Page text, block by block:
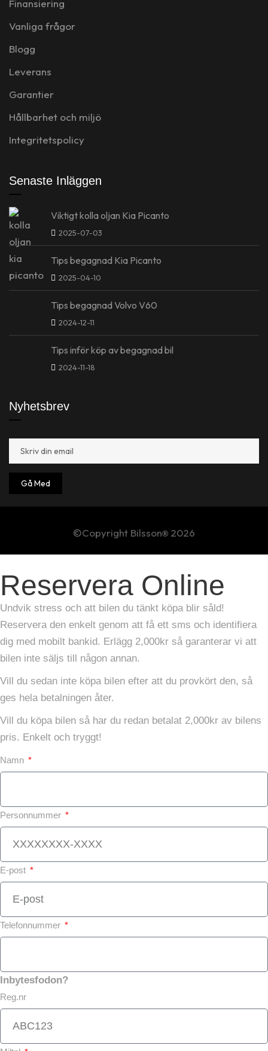
Finansiering
Vanliga frågor
Blogg
Leverans
Garantier
Hållbarhet och miljö
Integritetspolicy
Senaste Inläggen
Viktigt kolla oljan Kia Picanto
2025-07-03
Tips begagnad Kia Picanto
2025-04-10
Tips begagnad Volvo V60
2024-12-11
Tips inför köp av begagnad bil
2024-11-18
Nyhetsbrev
Gå Med
©Copyright Bilsson® 2026
Reservera Online
Undvik stress och att bilen du tänkt köpa blir såld!
Reservera den enkelt genom att få ett sms och identifiera
dig med mobilt bankid. Erlägg 2,000kr så garanterar vi att
bilen inte säljs till någon annan.
Vill du sedan inte köpa bilen efter att du provkört den, så
ges hela betalningen åter.
Vill du köpa bilen så har du redan betalat 2,000kr av bilens
pris. Enkelt och tryggt!
Namn
Personnummer
E-post
Telefonnummer
Inbytesfodon?
Reg.nr